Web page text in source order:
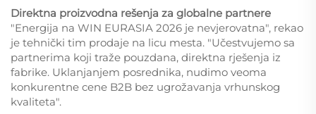
Direktna proizvodna rešenja za globalne partnere
"Energija na WIN EURASIA 2026 je nevjerovatna", rekao
je tehnički tim prodaje na licu mesta. "Učestvujemo sa
partnerima koji traže pouzdana, direktna rješenja iz
fabrike. Uklanjanjem posrednika, nudimo veoma
konkurentne cene B2B bez ugrožavanja vrhunskog
kvaliteta".